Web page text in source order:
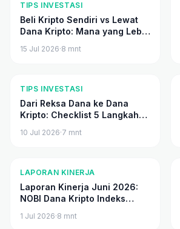
TIPS INVESTASI
Beli Kripto Sendiri vs Lewat
Dana Kripto: Mana yang Lebih
15 Jul 2026·8 mnt
TIPS INVESTASI
Dari Reksa Dana ke Dana
Kripto: Checklist 5 Langkah
Kamu
10 Jul 2026·7 mnt
LAPORAN KINERJA
Laporan Kinerja Juni 2026:
NOBI Dana Kripto Indeks
1 Jul 2026·8 mnt